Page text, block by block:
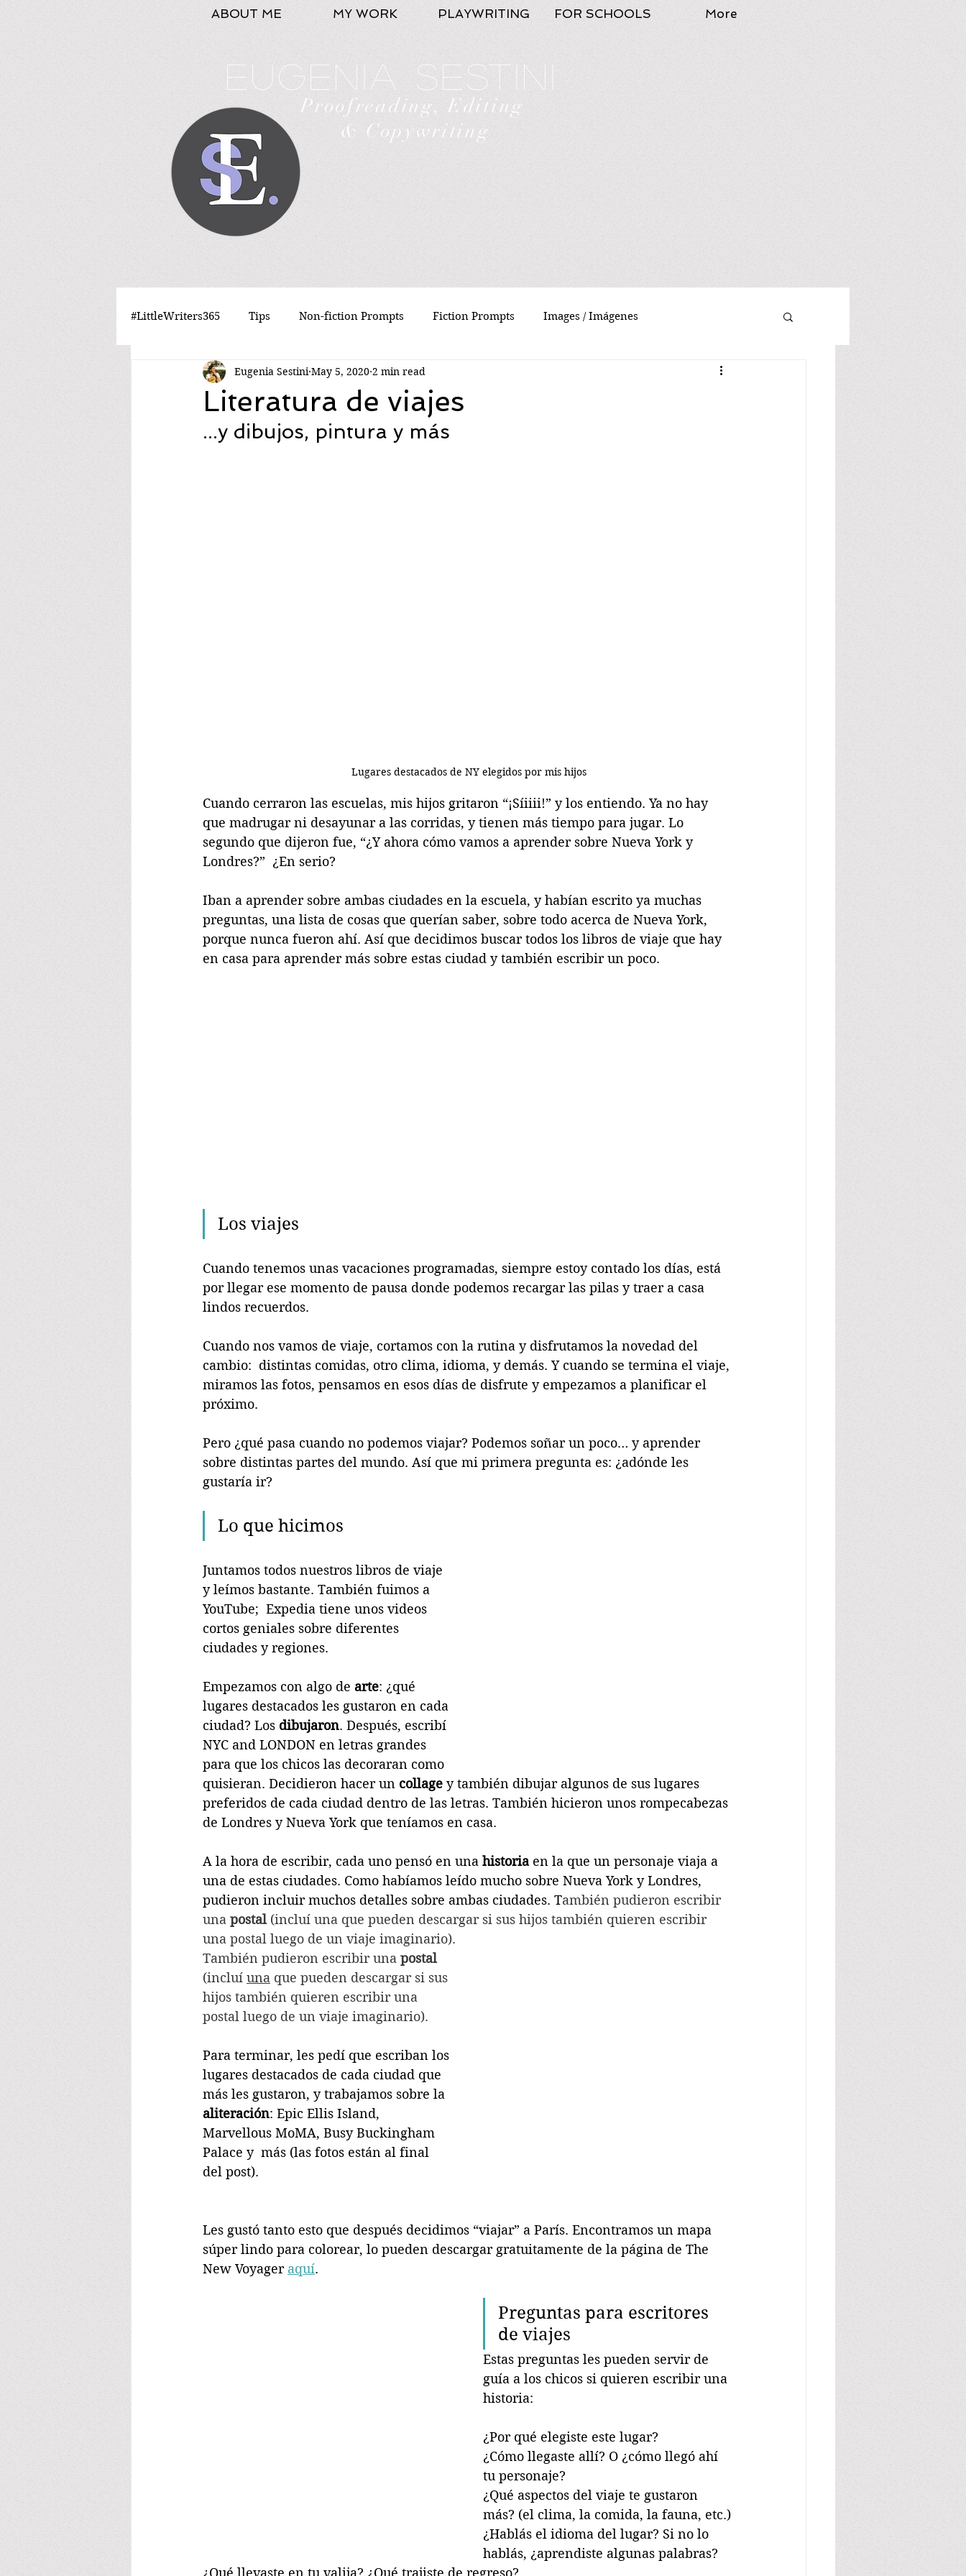
ABOUT ME MY WORK PLAYWRITING FOR SCHOOLS More
Eugenia Sestini
Proofreading, Editing
& Copywriting
#LittleWriters365 Tips Non-fiction Prompts Fiction Prompts Images / Imágenes
Literatura de viajes
Eugenia Sestini May 5, 2020 2 min read
...y dibujos, pintura y más
Lugares destacados de NY elegidos por mis hijos
Cuando cerraron las escuelas, mis hijos gritaron “¡Síiiii!” y los entiendo. Ya no hay
que madrugar ni desayunar a las corridas, y tienen más tiempo para jugar. Lo
segundo que dijeron fue, “¿Y ahora cómo vamos a aprender sobre Nueva York y
Londres?”  ¿En serio?
Iban a aprender sobre ambas ciudades en la escuela, y habían escrito ya muchas
preguntas, una lista de cosas que querían saber, sobre todo acerca de Nueva York,
porque nunca fueron ahí. Así que decidimos buscar todos los libros de viaje que hay
en casa para aprender más sobre estas ciudad y también escribir un poco.
Los viajes
Cuando tenemos unas vacaciones programadas, siempre estoy contado los días, está
por llegar ese momento de pausa donde podemos recargar las pilas y traer a casa
lindos recuerdos.
Cuando nos vamos de viaje, cortamos con la rutina y disfrutamos la novedad del
cambio:  distintas comidas, otro clima, idioma, y demás. Y cuando se termina el viaje,
miramos las fotos, pensamos en esos días de disfrute y empezamos a planificar el
próximo.
Pero ¿qué pasa cuando no podemos viajar? Podemos soñar un poco… y aprender
sobre distintas partes del mundo. Así que mi primera pregunta es: ¿adónde les
gustaría ir?
Lo que hicimos
Juntamos todos nuestros libros de viaje
y leímos bastante. También fuimos a
YouTube;  Expedia tiene unos videos
cortos geniales sobre diferentes
ciudades y regiones.
Empezamos con algo de arte: ¿qué
lugares destacados les gustaron en cada
ciudad? Los dibujaron. Después, escribí
NYC and LONDON en letras grandes
para que los chicos las decoraran como
quisieran. Decidieron hacer un collage y también dibujar algunos de sus lugares
preferidos de cada ciudad dentro de las letras. También hicieron unos rompecabezas
de Londres y Nueva York que teníamos en casa.
A la hora de escribir, cada uno pensó en una historia en la que un personaje viaja a
una de estas ciudades. Como habíamos leído mucho sobre Nueva York y Londres,
pudieron incluir muchos detalles sobre ambas ciudades. También pudieron escribir
una postal (incluí una que pueden descargar si sus hijos también quieren escribir
una postal luego de un viaje imaginario).
También pudieron escribir una postal
(incluí una que pueden descargar si sus
hijos también quieren escribir una
postal luego de un viaje imaginario).
Para terminar, les pedí que escriban los
lugares destacados de cada ciudad que
más les gustaron, y trabajamos sobre la
aliteración: Epic Ellis Island,
Marvellous MoMA, Busy Buckingham
Palace y  más (las fotos están al final
del post).
Les gustó tanto esto que después decidimos “viajar” a París. Encontramos un mapa
súper lindo para colorear, lo pueden descargar gratuitamente de la página de The
New Voyager aquí.
Preguntas para escritores
de viajes
Estas preguntas les pueden servir de
guía a los chicos si quieren escribir una
historia:
¿Por qué elegiste este lugar?
¿Cómo llegaste allí? O ¿cómo llegó ahí
tu personaje?
¿Qué aspectos del viaje te gustaron
más? (el clima, la comida, la fauna, etc.)
¿Hablás el idioma del lugar? Si no lo
hablás, ¿aprendiste algunas palabras?
¿Qué llevaste en tu valija? ¿Qué trajiste de regreso?